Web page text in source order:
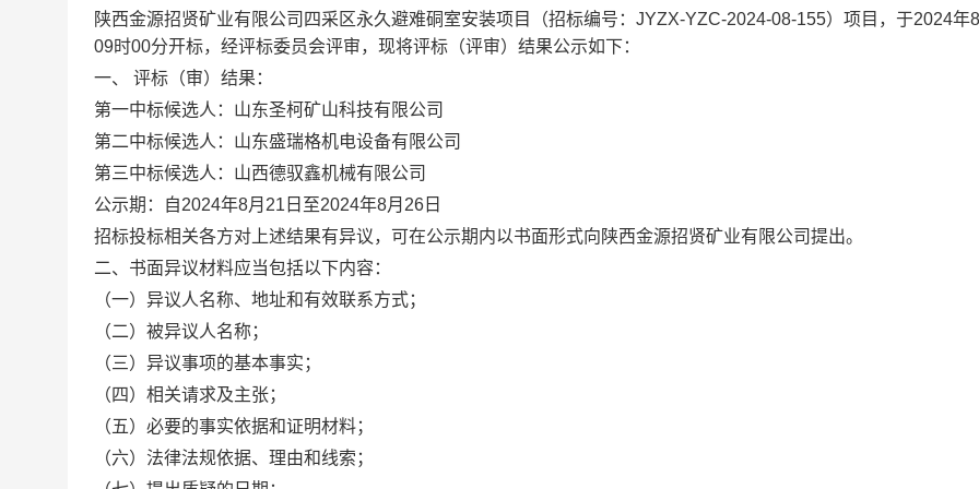
陕西金源招贤矿业有限公司四采区永久避难硐室安装项目
（招标编号： JYZX-YZC-2024-08-155）项目，于2024年8
09时00分开标，经评标委员会评审，现将评标（评审）结果公示如下：
一、
评标（审）结果：
第一中标候选人：山东圣柯矿山科技有限公司
第二中标候选人：山东盛瑞格机电设备有限公司
第三中标候选人：山西德驭鑫机械有限公司
公示期：自2024年8月 21 日至2024年8月 26 日
招标投标相关各方对上述结果有异议，可在公示期内以书面形式向陕西金源招贤矿业有限公司提出。
二、书面异议材料应当包括以下内容：
（一）异议人名称、地址和有效联系方式；
（二）被异议人名称；
（三）异议事项的基本事实；
（四）相关请求及主张；
（五）必要的事实依据和证明材料；
（六）法律法规依据、理由和线索；